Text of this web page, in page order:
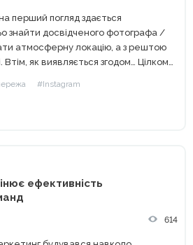
перший погляд здається
знайти досвідченого фотографа /
атмосферну локацію, а з рештою
для...
#Instagram
ефективність
614